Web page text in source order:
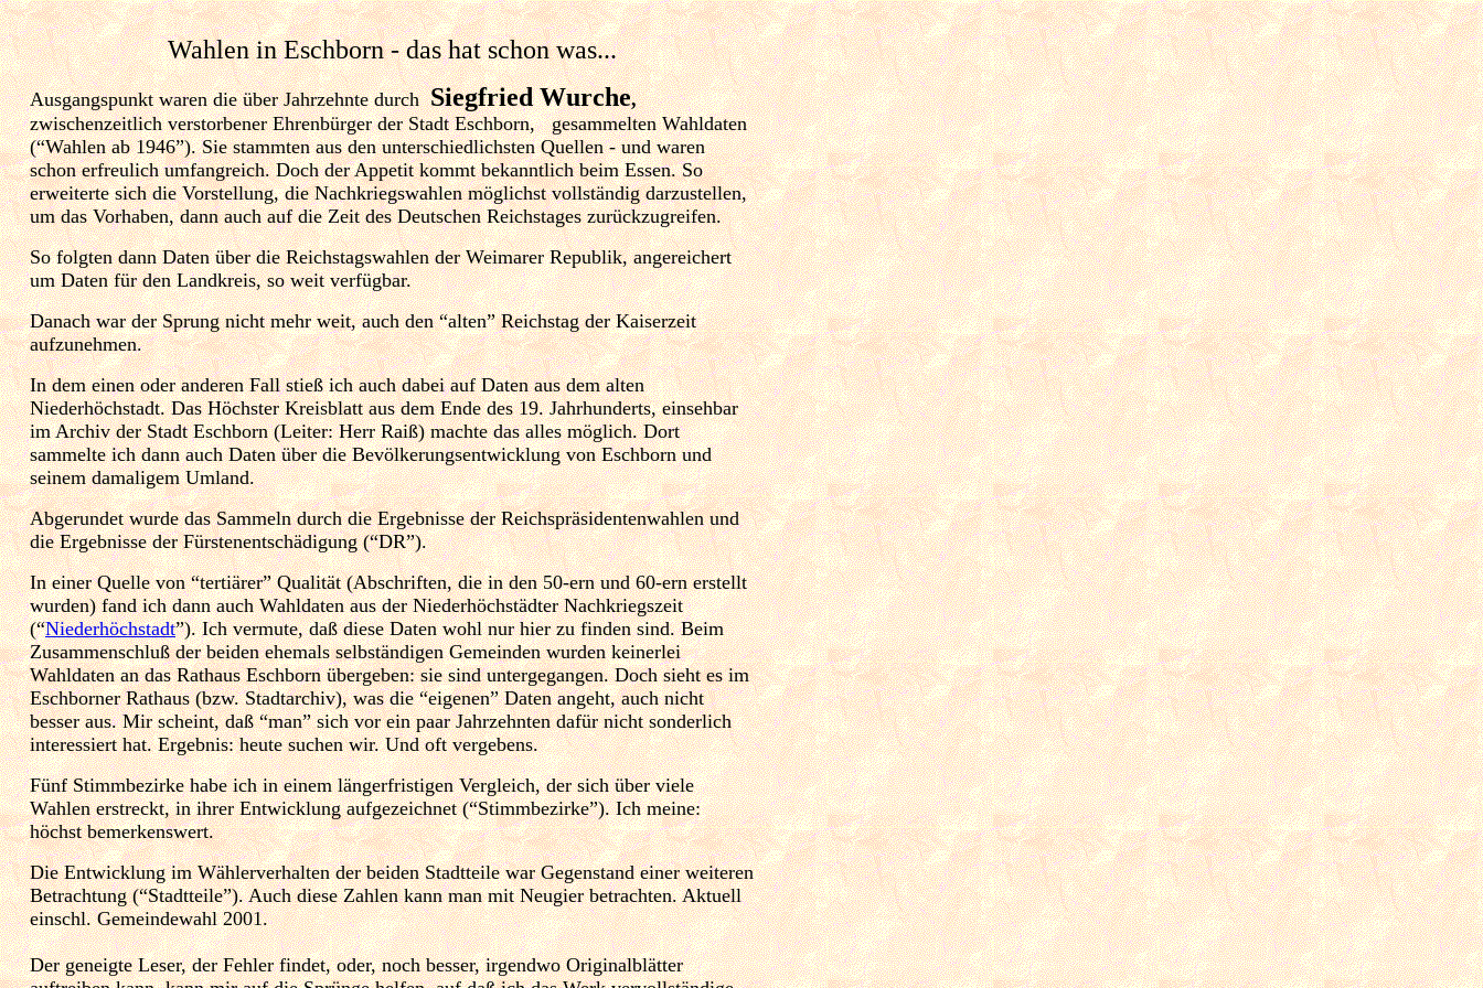
Wahlen in Eschborn - das hat schon was...
Ausgangspunkt waren die über Jahrzehnte durchSiegfried Wurche,
zwischenzeitlich verstorbener Ehrenbürger der Stadt Eschborn, gesammelten Wahldaten
(“Wahlen ab 1946”). Sie stammten aus den unterschiedlichsten Quellen - und waren
schon erfreulich umfangreich. Doch der Appetit kommt bekanntlich beim Essen. So
erweiterte sich die Vorstellung, die Nachkriegswahlen möglichst vollständig darzustellen,
um das Vorhaben, dann auch auf die Zeit des Deutschen Reichstages zurückzugreifen.
So folgten dann Daten über die Reichstagswahlen der Weimarer Republik, angereichert
um Daten für den Landkreis, so weit verfügbar.
Danach war der Sprung nicht mehr weit, auch den “alten” Reichstag der Kaiserzeit
aufzunehmen.
In dem einen oder anderen Fall stieß ich auch dabei auf Daten aus dem alten
Niederhöchstadt. Das Höchster Kreisblatt aus dem Ende des 19. Jahrhunderts, einsehbar
im Archiv der Stadt Eschborn (Leiter: Herr Raiß) machte das alles möglich. Dort
sammelte ich dann auch Daten über die Bevölkerungsentwicklung von Eschborn und
seinem damaligem Umland.
Abgerundet wurde das Sammeln durch die Ergebnisse der Reichspräsidentenwahlen und
die Ergebnisse der Fürstenentschädigung (“DR”).
In einer Quelle von “tertiärer” Qualität (Abschriften, die in den 50-ern und 60-ern erstellt
wurden) fand ich dann auch Wahldaten aus der Niederhöchstädter Nachkriegszeit
(“Niederhöchstadt”). Ich vermute, daß diese Daten wohl nur hier zu finden sind. Beim
Zusammenschluß der beiden ehemals selbständigen Gemeinden wurden keinerlei
Wahldaten an das Rathaus Eschborn übergeben: sie sind untergegangen. Doch sieht es im
Eschborner Rathaus (bzw. Stadtarchiv), was die “eigenen” Daten angeht, auch nicht
besser aus. Mir scheint, daß “man” sich vor ein paar Jahrzehnten dafür nicht sonderlich
interessiert hat. Ergebnis: heute suchen wir. Und oft vergebens.
Fünf Stimmbezirke habe ich in einem längerfristigen Vergleich, der sich über viele
Wahlen erstreckt, in ihrer Entwicklung aufgezeichnet (“Stimmbezirke”). Ich meine:
höchst bemerkenswert.
Die Entwicklung im Wählerverhalten der beiden Stadtteile war Gegenstand einer weiteren
Betrachtung (“Stadtteile”). Auch diese Zahlen kann man mit Neugier betrachten. Aktuell
einschl. Gemeindewahl 2001.
Der geneigte Leser, der Fehler findet, oder, noch besser, irgendwo Originalblätter